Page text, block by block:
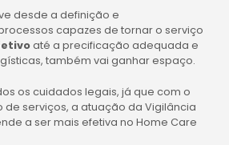
desde a definição e
capazes de tornar o serviço
até a precificação adequada e
também vai ganhar espaço.
os cuidados legais, já que com o
serviços, a atuação da Vigilância
a ser mais efetiva no Home Care